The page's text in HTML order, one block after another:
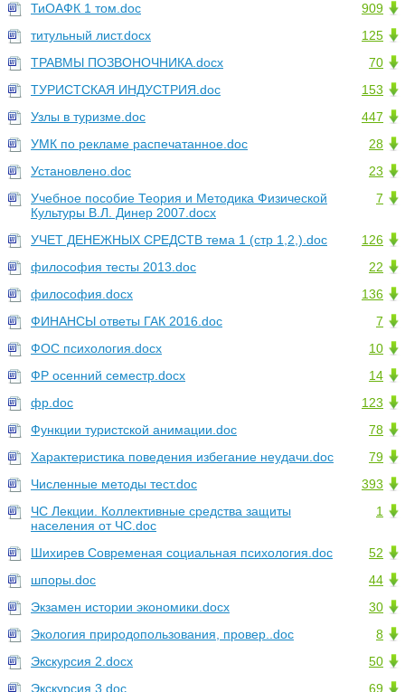
909
ТиОАФК 1 том.doc
125
титульный лист.docx
70
ТРАВМЫ ПОЗВОНОЧНИКА.docx
153
ТУРИСТСКАЯ ИНДУСТРИЯ.doc
447
Узлы в туризме.doc
28
УМК по рекламе распечатанное.doc
23
Установлено.doc
7
Учебное пособие Теория и Методика Физической
Культуры В.Л. Динер 2007.docx
126
УЧЕТ ДЕНЕЖНЫХ СРЕДСТВ тема 1 (стр 1,2,).doc
22
философия тесты 2013.doc
136
философия.docx
7
ФИНАНСЫ ответы ГАК 2016.doc
10
ФОС психология.docx
14
ФР осенний семестр.docx
123
фр.doc
78
Функции туристской анимации.doc
79
Характеристика поведения избегание неудачи.doc
393
Численные методы тест.doc
1
ЧС Лекции. Коллективные средства защиты
населения от ЧС.doc
52
Шихирев Современая социальная психология.doc
44
шпоры.doc
30
Экзамен истории экономики.docx
8
Экология природопользования, провер..doc
50
Экскурсия 2.docx
69
Экскурсия 3.doc